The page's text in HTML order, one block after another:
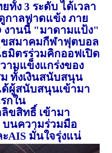
ทั้ง 3 ระดับ ได้เวลา
กาลฟาดแข้ง ภาย
งานนี้ "มาดามแป้ง"
ขสมาคมกีฬาฟุตบอล
มิตรร่วมคิกออฟเปิด
ามแข็งแกร่งของ
ทั้งเงินสนับสนุน
ด้ผู้สนับสนุนเข้ามา
กใน
ขสิทธิ์ เข้ามา
บนความร่วมมือ
AIS มั่นใจรุ่งแน่